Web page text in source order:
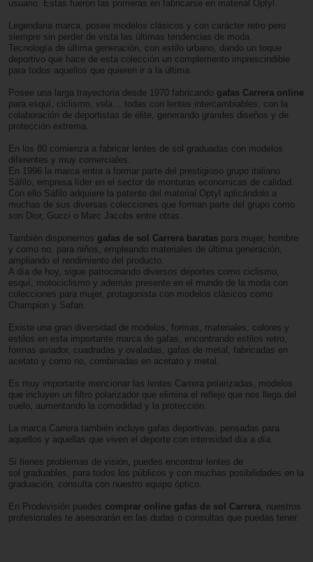
usuario. Estas fueron las primeras en fabricarse en material Optyl.
Legendaria marca, posee modelos clásicos y con carácter retro pero
siempre sin perder de vista las últimas tendencias de moda.
Tecnología de última generación, con estilo urbano, dando un toque
deportivo que hace de esta colección un complemento imprescindible
para todos aquellos que quieren ir a la última.
Posee una larga trayectoria desde 1970 fabricando gafas Carrera online
para esquí, ciclismo, vela… todas con lentes intercambiables, con la
colaboración de deportistas de élite, generando grandes diseños y de
protección extrema.
En los 80 comienza a fabricar lentes de sol graduadas con modelos
diferentes y muy comerciales.
En 1996 la marca entra a formar parte del prestigioso grupo italiano
Sáfilo, empresa líder en el sector de monturas economicas de calidad.
Con ello Sáfilo adquiere la patente del material Optyl aplicándolo a
muchas de sus diversas colecciones que forman parte del grupo como
son Dior, Gucci o Marc Jacobs entre otras.
También disponemos gafas de sol Carrera baratas para mujer, hombre
y como no, para niños, empleando materiales de última generación,
ampliando el rendimiento del producto.
A día de hoy, sigue patrocinando diversos deportes como ciclismo,
esquí, motociclismo y además presente en el mundo de la moda con
colecciones para mujer, protagonista con modelos clásicos como
Champion y Safari.
Existe una gran diversidad de modelos, formas, materiales, colores y
estilos en esta importante marca de gafas, encontrando estilos retro,
formas aviador, cuadradas y ovaladas, gafas de metal, fabricadas en
acetato y como no, combinadas en acetato y metal.
Es muy importante mencionar las lentes Carrera polarizadas, modelos
que incluyen un filtro polarizador que elimina el reflejo que nos llega del
suelo, aumentando la comodidad y la protección.
La marca Carrera también incluye gafas deportivas, pensadas para
aquellos y aquellas que viven el deporte con intensidad día a día.
Si tienes problemas de visión, puedes encontrar lentes de
sol graduables, para todos los públicos y con muchas posibilidades en la
graduación, consulta con nuestro equipo óptico.
En Prodevisión puedes comprar online gafas de sol Carrera , nuestros
profesionales te asesorarán en las dudas o consultas que puedas tener.